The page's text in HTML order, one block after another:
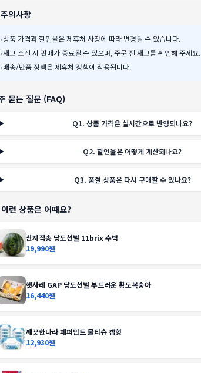
의사항
•상품 가격과 할인율은 제휴처 사정에 따라 변경될 수 있습니다.
•재고 소진 시 판매가 종료될 수 있으며, 주문 전 재고를 확인해 주세요.
•배송/반품 정책은 제휴처 정책이 적용됩니다.
묻는 질문 (FAQ)
Q1.상품 가격은 실시간으로 반영되나요?
Q2.할인율은 어떻게 계산되나요?
Q3. 품절 상품은 다시 구매할 수 있나요?
런 상품은 어때요?
산지직송 당도선별 11brix 수박
19,990원
햇사레 GAP 당도선별 부드러운 황도복숭아
16,440원
깨끗한나라 페퍼민트 물티슈 캡형
12,930원